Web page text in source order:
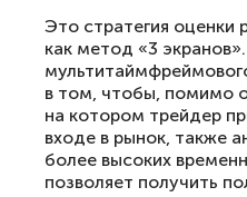
Это стратегия оценки
как метод «3
в том, чтобы, помимо
на котором трейдер
входе в рынок, также
более высоких
позволяет получить